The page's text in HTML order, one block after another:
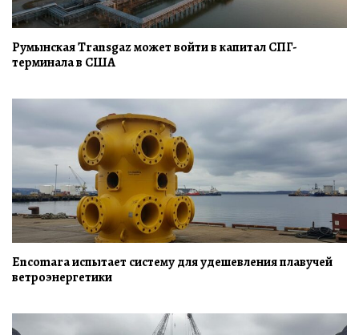
Румынская Transgaz может войти в капитал СПГ-
терминала в США
Encomara испытает систему для удешевления плавучей
ветроэнергетики